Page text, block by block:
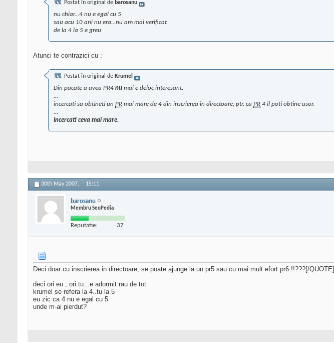
Postat în original de barosanu
nu chiar...4 nu e egal cu 5
sau acu 10 ani nu era...nu am mai verificat
de la 4 la 5 e greu
Atunci te contrazici cu :
Postat în original de Krumel
Din pacate a avea PR4 nu mai e deloc interesant.
...
incercati sa obtineti un PR mai mare de 4 din inscrierea in directoare, ptr. ca PR 4 il poti obtine usor.
...
Incercati ceva mai mare.
30th May 2007, 15:11
barosanu
Membru SeoPedia
Reputatie: 37
Deci doar cu inscrierea in directoare, se poate ajunge la un pr5 sau cu mai mult efort pr6 !!???[/QUOTE]
deci ori eu , ori tu...e adormit rau de tot
krumel se refera la 4..tu la 5
eu zic ca 4 nu e egal cu 5
unde m-ai pierdut?